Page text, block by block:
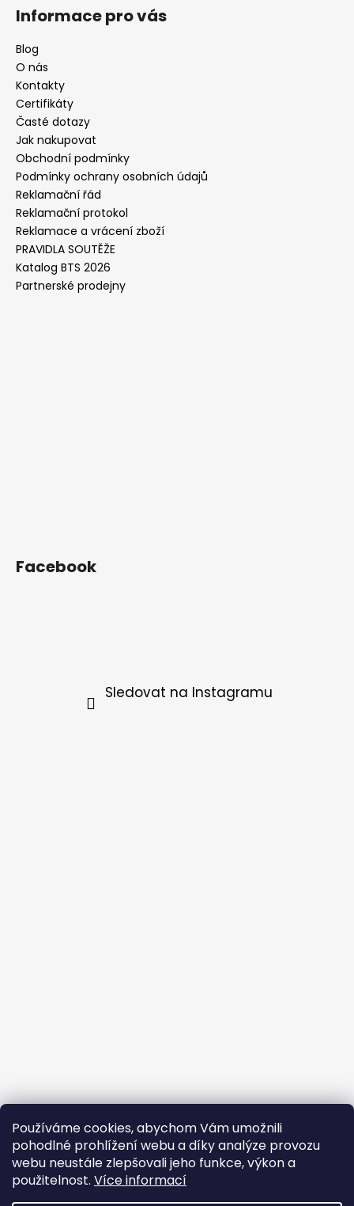
Používáme cookies, abychom Vám umožnili
pohodlné prohlížení webu a díky analýze provozu
webu neustále zlepšovali jeho funkce, výkon a
použitelnost. Více informací
Informace pro vás
Blog
O nás
Kontakty
Certifikáty
Časté dotazy
Jak nakupovat
Obchodní podmínky
Podmínky ochrany osobních údajů
Reklamační řád
Reklamační protokol
Reklamace a vrácení zboží
PRAVIDLA SOUTĚŽE
Katalog BTS 2026
Partnerské prodejny
Facebook
Sledovat na Instagramu